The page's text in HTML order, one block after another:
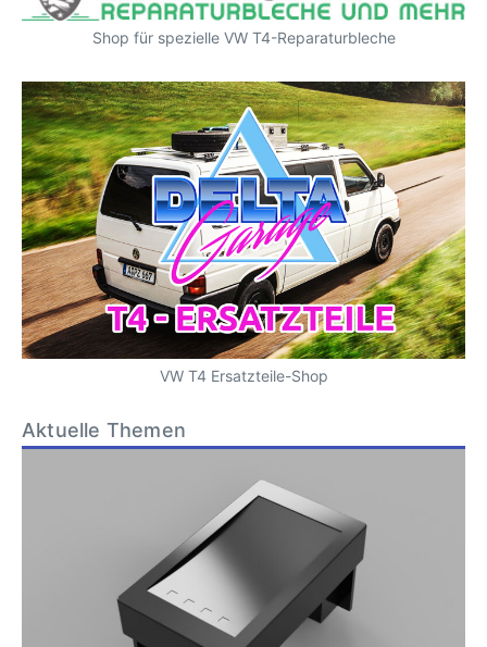
Shop für spezielle VW T4-Reparaturbleche
VW T4 Ersatzteile-Shop
Aktuelle Themen